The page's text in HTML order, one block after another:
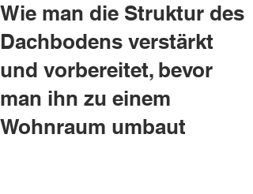
Wie man die Struktur des
Dachbodens verstärkt
und vorbereitet, bevor
man ihn zu einem
Wohnraum umbaut